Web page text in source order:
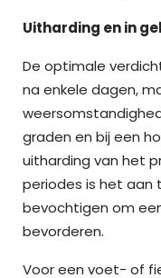
Uitharding en in
De optimale
na enkele dagen,
graden en bij een
uitharding van het
periodes is het
bevochtigen om
bevorderen.
Voor een voet- of